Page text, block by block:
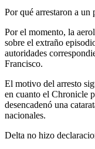
Por qué arrestaron a un
Por el momento, la
sobre el extraño
autoridades
Francisco.
El motivo del arresto
en cuanto el Chronicle
desencadenó una
nacionales.
Delta no hizo